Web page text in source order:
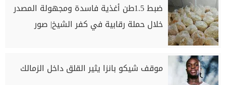
ضبط 1.5طن أغذية فاسدة ومجهولة المصدر
خلال حملة رقابية في كفر الشيخ| صور
موقف شيكو بانزا يثير القلق داخل الزمالك